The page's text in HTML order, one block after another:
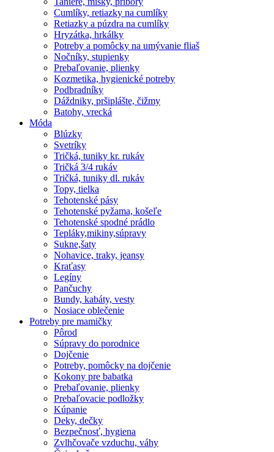
Cumlíky, retiazky na cumlíky
Retiazky a púzdra na cumlíky
Hryzátka, hrkálky
Potreby a pomôcky na umývanie fliaš
Nočníky, stupienky
Prebaľovanie, plienky
Kozmetika, hygienické potreby
Podbradníky
Dáždniky, pršiplášte, čižmy
Batohy, vrecká
Móda
Blúzky
Svetríky
Tričká, tuniky kr. rukáv
Tričká 3/4 rukáv
Tričká, tuniky dl. rukáv
Topy, tielka
Tehotenské pásy
Tehotenské pyžama, košeľe
Tehotenské spodné prádlo
Tepláky,mikiny,súpravy
Sukne,šaty
Nohavice, traky, jeansy
Kraťasy
Legíny
Pančuchy
Bundy, kabáty, vesty
Nosiace oblečenie
Potreby pre mamičky
Pôrod
Súpravy do porodnice
Dojčenie
Potreby, pomôcky na dojčenie
Kokony pre babatka
Prebaľovanie, plienky
Prebaľovacie podložky
Kúpanie
Deky, dečky
Bezpečnosť, hygiena
Zvlhčovače vzduchu, váhy